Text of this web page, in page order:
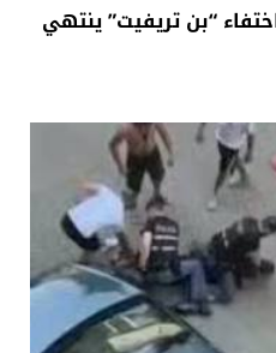
“بن تريفيت” ينتهي